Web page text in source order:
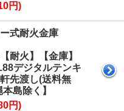
円)
式耐火金庫
耐火】【金庫】
デジタルテンキ
先渡し(送料無
島除く】
円)